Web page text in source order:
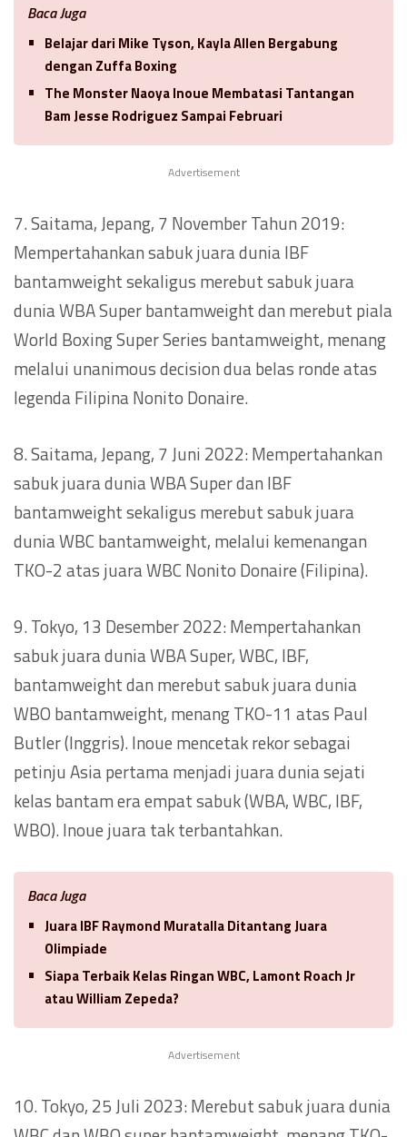
Baca Juga
Belajar dari Mike Tyson, Kayla Allen Bergabung
dengan Zuffa Boxing
The Monster Naoya Inoue Membatasi Tantangan
Bam Jesse Rodriguez Sampai Februari
Advertisement
7. Saitama, Jepang, 7 November Tahun 2019:
Mempertahankan sabuk juara dunia IBF
bantamweight sekaligus merebut sabuk juara
dunia WBA Super bantamweight dan merebut piala
World Boxing Super Series bantamweight, menang
melalui unanimous decision dua belas ronde atas
legenda Filipina Nonito Donaire.
8. Saitama, Jepang, 7 Juni 2022: Mempertahankan
sabuk juara dunia WBA Super dan IBF
bantamweight sekaligus merebut sabuk juara
dunia WBC bantamweight, melalui kemenangan
TKO-2 atas juara WBC Nonito Donaire (Filipina).
9. Tokyo, 13 Desember 2022: Mempertahankan
sabuk juara dunia WBA Super, WBC, IBF,
bantamweight dan merebut sabuk juara dunia
WBO bantamweight, menang TKO-11 atas Paul
Butler (Inggris). Inoue mencetak rekor sebagai
petinju Asia pertama menjadi juara dunia sejati
kelas bantam era empat sabuk (WBA, WBC, IBF,
WBO). Inoue juara tak terbantahkan.
Baca Juga
Juara IBF Raymond Muratalla Ditantang Juara
Olimpiade
Siapa Terbaik Kelas Ringan WBC, Lamont Roach Jr
atau William Zepeda?
Advertisement
10. Tokyo, 25 Juli 2023: Merebut sabuk juara dunia